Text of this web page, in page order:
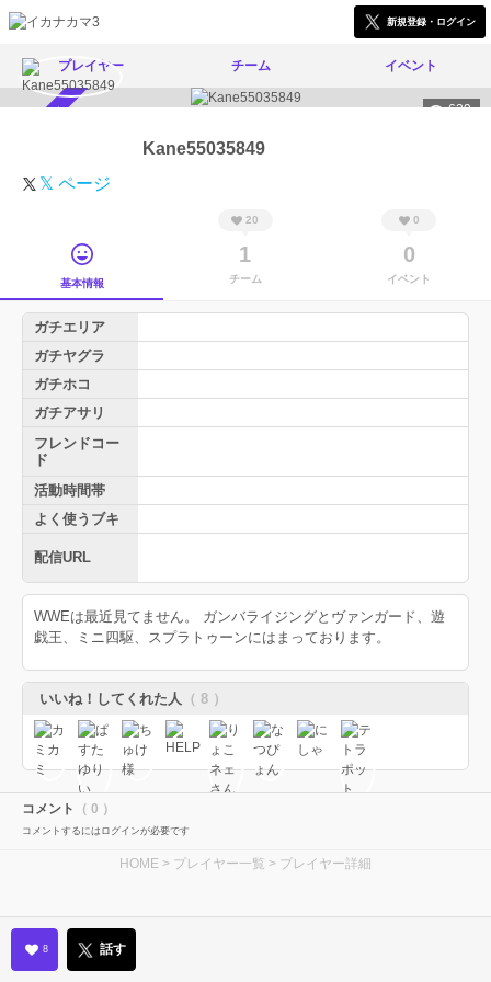
新規登録・ログイン
プレイヤー チーム イベント
629
Kane55035849
𝕏 ページ
基本情報
20
1
チーム
0
0
イベント
ガチエリア
ガチヤグラ
ガチホコ
ガチアサリ
フレンドコー
ド
活動時間帯
よく使うブキ
配信URL
WWEは最近見てません。 ガンバライジングとヴァンガード、遊
戯王、ミニ四駆、スプラトゥーンにはまっております。
いいね！してくれた人 （ 8 ）
コメント （ 0 ）
コメントするにはログインが必要です
HOME > プレイヤー一覧 > プレイヤー詳細
8 話す